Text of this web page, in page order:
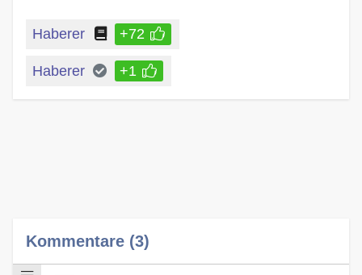
Haberer +72
Haberer +1
Kommentare (3)